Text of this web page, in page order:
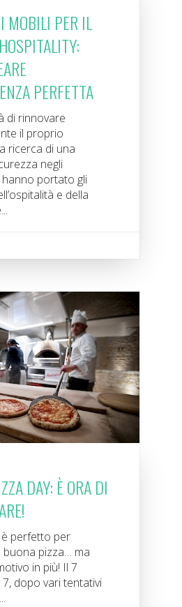
MOBILI PER IL
PERFETTA
di rinnovare
il proprio
ricerca di una
negli
hanno portato gli
e della
DAY: È ORA DI
perfetto per
buona pizza… ma
in più! Il 7
dopo vari tentativi